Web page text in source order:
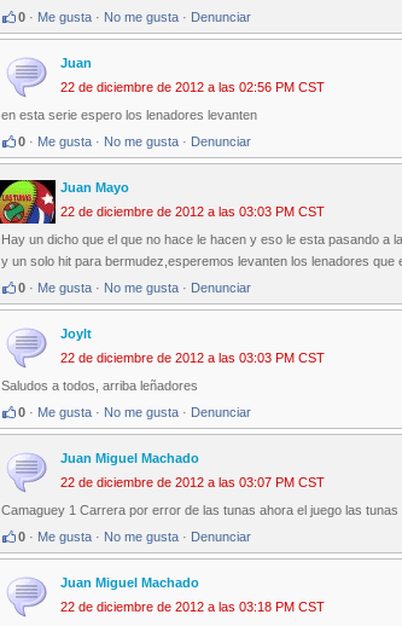
0 · Me gusta · No me gusta · Denunciar
Juan
22 de diciembre de 2012 a las 02:56 PM CST
en esta serie espero los lenadores levanten
0 · Me gusta · No me gusta · Denunciar
Juan Mayo
22 de diciembre de 2012 a las 03:03 PM CST
Hay un dicho que el que no hace le hacen y eso le esta pasando
y un solo hit para bermudez,esperemos levanten los lenadores que
0 · Me gusta · No me gusta · Denunciar
Joylt
22 de diciembre de 2012 a las 03:03 PM CST
Saludos a todos, arriba leñadores
0 · Me gusta · No me gusta · Denunciar
Juan Miguel Machado
22 de diciembre de 2012 a las 03:07 PM CST
Camaguey 1 Carrera por error de las tunas ahora el juego las tunas
0 · Me gusta · No me gusta · Denunciar
Juan Miguel Machado
22 de diciembre de 2012 a las 03:18 PM CST